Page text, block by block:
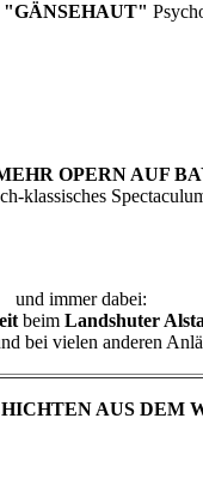
"GÄNSEHAUT"
OPERN AUF
klassisches
und immer dabei:
beim Landshuter
bei vielen anderen
AUS DEM